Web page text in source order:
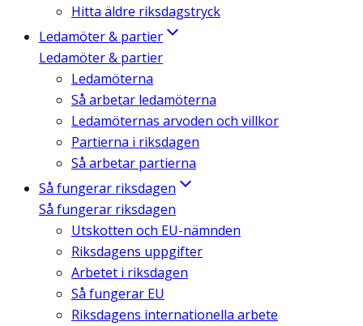
Hitta äldre riksdagstryck
Ledamöter & partier
Ledamöter & partier
Ledamöterna
Så arbetar ledamöterna
Ledamöternas arvoden och villkor
Partierna i riksdagen
Så arbetar partierna
Så fungerar riksdagen
Så fungerar riksdagen
Utskotten och EU-nämnden
Riksdagens uppgifter
Arbetet i riksdagen
Så fungerar EU
Riksdagens internationella arbete